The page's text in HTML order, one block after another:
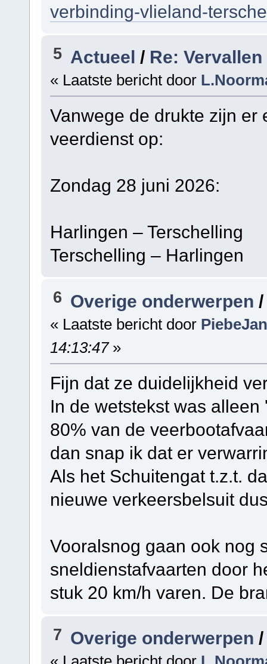
verbinding-vlieland-
5 Actueel / Re:
« Laatste bericht door
Vanwege de drukte zijn er
veerdienst op:
Zondag 28 juni 2026:
Harlingen –
Terschelling –
6 Overige onderwerpen
« Laatste bericht door
14:13:47»
Fijn dat ze duidelijkheid
In de wetstekst was
80% van de
dan snap ik dat er
Als het Schuitengat t.z.t.
nieuwe verkeersbelsuit
Vooralsnog gaan ook nog
sneldienstafvaarten door
stuk 20 km/h varen. De
7 Overige onderwerpen